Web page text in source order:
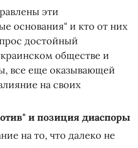
эти
основания" и кто от них
достойный
обществе и
все еще оказывающей
на своих
и позиция диаспоры
на то, что далеко не